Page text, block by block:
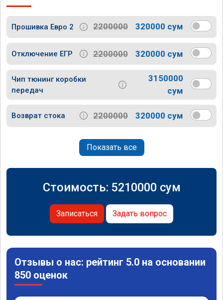
Прошивка Евро 2 2200000 320000 сум
Отключение ЕГР 2200000 320000 сум
Чип тюнинг коробки
передач
3150000
сум
Возврат стока 2200000 320000 сум
Показать все
Стоимость: 5210000 сум
Записаться Задать вопрос
Отзывы о нас: рейтинг 5.0 на основании
850 оценок